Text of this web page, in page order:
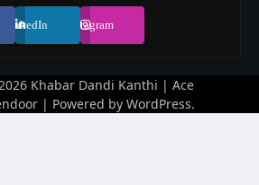
LinkedIn Instagram
Khabar Dandi Kanthi | Ace
| Powered by WordPress.